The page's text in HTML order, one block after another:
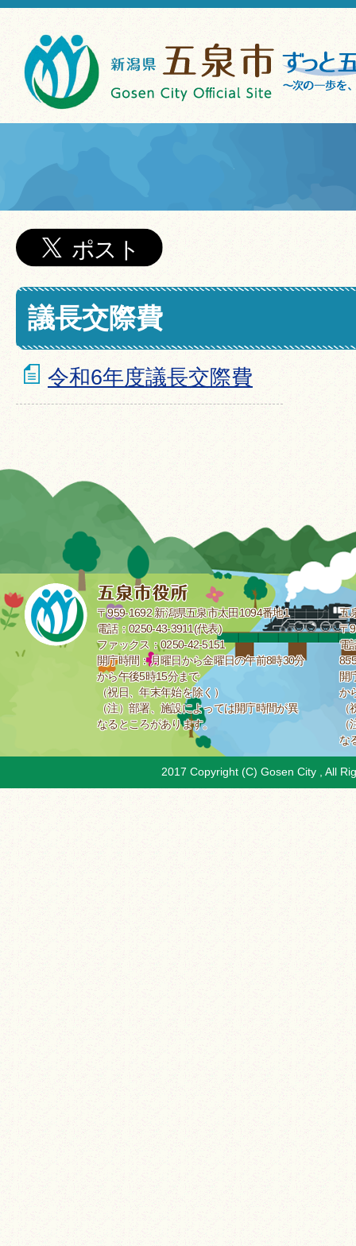
議長交際費
令和6年度議長交際費
〒959-1692 新潟県五泉市太田1094番地1
電話：0250-43-3911(代表)
ファックス：0250-42-5151
開庁時間：月曜日から金曜日の午前8時30分
から午後5時15分まで
（祝日、年末年始を除く）
（注）部署、施設によっては開庁時間が異
なるところがあります。
五
〒
電
開
か
な
2017 Copyright (C) Gosen City , All